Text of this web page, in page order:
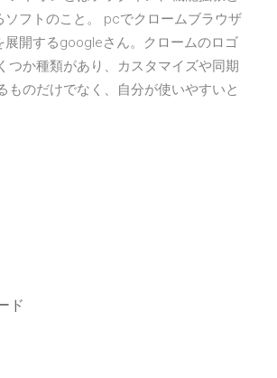
フトのこと。 pcでクロームブラウザ
開するgoogleさん。クロームのロゴ
つか種類があり、カスタマイズや同期
のだけでなく、自分が使いやすいと
ド